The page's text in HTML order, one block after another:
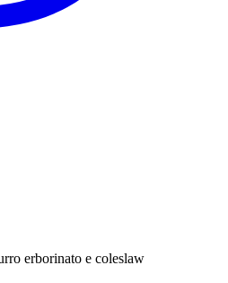
erborinato e coleslaw